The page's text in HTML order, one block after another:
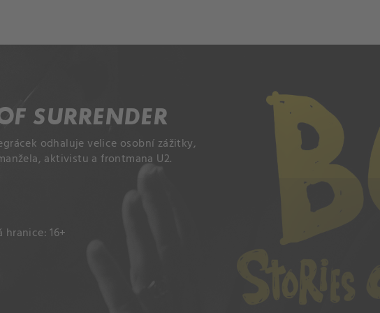
SURRENDER
odhaluje velice osobní zážitky,
aktivistu a frontmana U2.
hranice: 16+